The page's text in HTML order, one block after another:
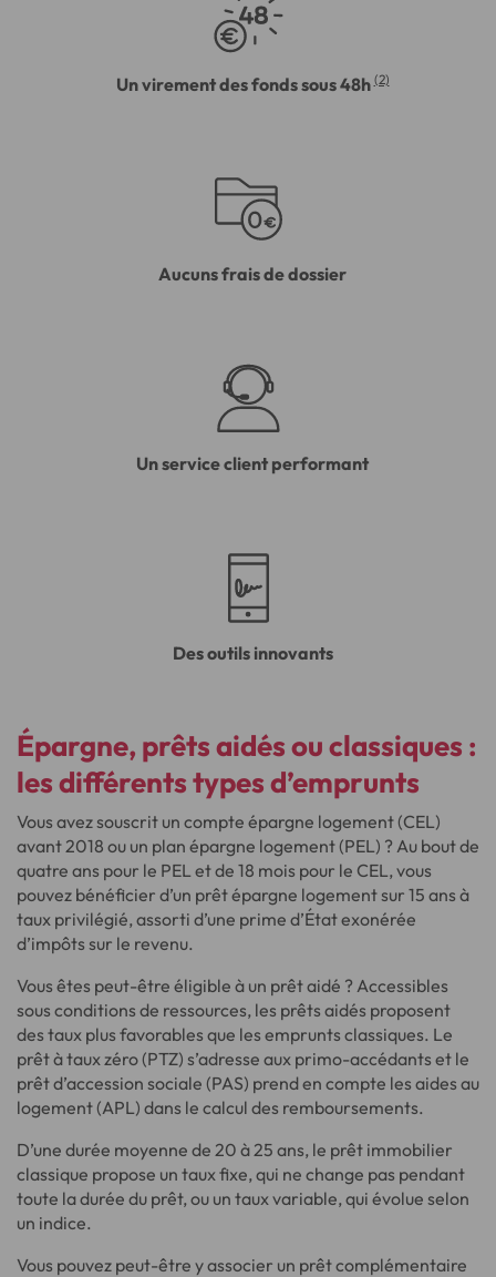
Un virement des fonds sous 48h (2)
Aucuns frais de dossier
Un service client performant
Des outils innovants
Épargne, prêts aidés ou classiques :
les différents types d’emprunts
Vous avez souscrit un compte épargne logement (CEL)
avant 2018 ou un plan épargne logement (PEL) ? Au bout de
quatre ans pour le PEL et de 18 mois pour le CEL, vous
pouvez bénéficier d’un prêt épargne logement sur 15 ans à
taux privilégié, assorti d’une prime d’État exonérée
d’impôts sur le revenu.
Vous êtes peut-être éligible à un prêt aidé ? Accessibles
sous conditions de ressources, les prêts aidés proposent
des taux plus favorables que les emprunts classiques. Le
prêt à taux zéro (PTZ) s’adresse aux primo-accédants et le
prêt d’accession sociale (PAS) prend en compte les aides au
logement (APL) dans le calcul des remboursements.
D’une durée moyenne de 20 à 25 ans, le prêt immobilier
classique propose un taux fixe, qui ne change pas pendant
toute la durée du prêt, ou un taux variable, qui évolue selon
un indice.
Vous pouvez peut-être y associer un prêt complémentaire